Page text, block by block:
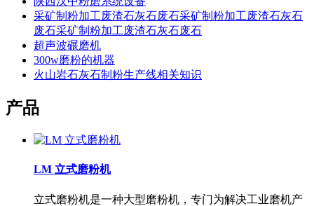
采矿制粉加工废渣石灰石废石采矿制粉加工废渣石灰石
废石采矿制粉加工废渣石灰石废石
超声波碾磨机
300w磨粉的机器
火山岩石灰石制粉生产线相关知识
产品
LM 立式磨粉机
立式磨粉机是一种大型磨粉机，专门为解决工业磨机产